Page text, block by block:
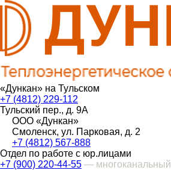
«Дункан» на Тульском
+7 (4812) 229-112
Тульский пер., д. 9А
ООО «Дункан»
Смоленск, ул. Парковая, д. 2
+7 (4812) 567-888
Отдел по работе с юр.лицами
+7 (900) 220-44-55 — многоканальный